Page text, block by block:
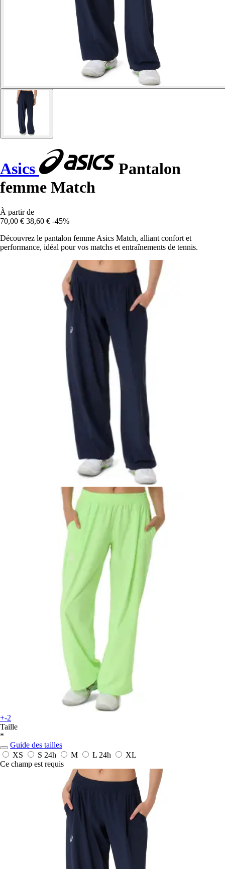
Asics
Pantalon
femme Match
À partir de
70,00 € 38,60 € -45%
Découvrez le pantalon femme Asics Match, alliant confort et
performance, idéal pour vos matchs et entraînements de tennis.
+-2
Taille
*
Guide des tailles
XS
S 24h M L 24h
XL
Ce champ est requis